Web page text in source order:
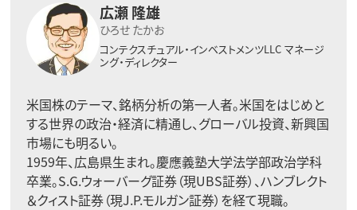
広瀬 隆雄
ひろせ たかお
コンテクスチュアル・インベストメンツLLC マネージ
ング・ディレクター
米国株のテーマ、銘柄分析の第一人者。米国をはじめと
する世界の政治・経済に精通し、グローバル投資、新興国
市場にも明るい。
1959年、広島県生まれ。慶應義塾大学法学部政治学科
卒業。S.G.ウォーバーグ証券（現UBS証券）、ハンブレクト
＆クィスト証券（現J.P.モルガン証券）を経て現職。